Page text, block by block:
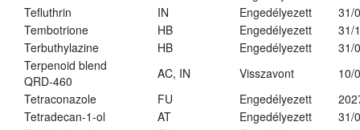
Tefluthrin
IN Engedélyezett
31/
Tembotrione
HB Engedélyezett
31/
Terbuthylazine
HB Engedélyezett
31/
Terpenoid blend
QRD-460
AC, IN Visszavont
10/
Tetraconazole
FU Engedélyezett
Tetradecan-1-ol
AT Engedélyezett
31/